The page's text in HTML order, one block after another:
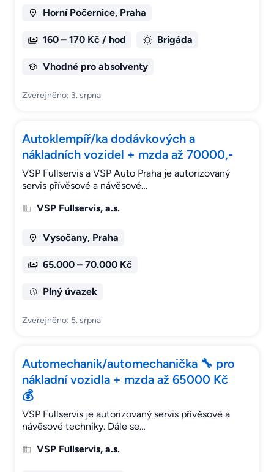
Horní Počernice, Praha
160 – 170 Kč / hod Brigáda
Vhodné pro absolventy
Zveřejněno: 3. srpna
Autoklempíř/ka dodávkových a
nákladních vozidel + mzda až 70000,-
VSP Fullservis a VSP Auto Praha je autorizovaný
servis přívěsové a návěsové…
VSP Fullservis, a.s.
Vysočany, Praha
65.000 – 70.000 Kč
Plný úvazek
Zveřejněno: 5. srpna
Automechanik/automechanička 🔧 pro
nákladní vozidla + mzda až 65000 Kč
💰
VSP Fullservis je autorizovaný servis přívěsové a
návěsové techniky. Dále se…
VSP Fullservis, a.s.